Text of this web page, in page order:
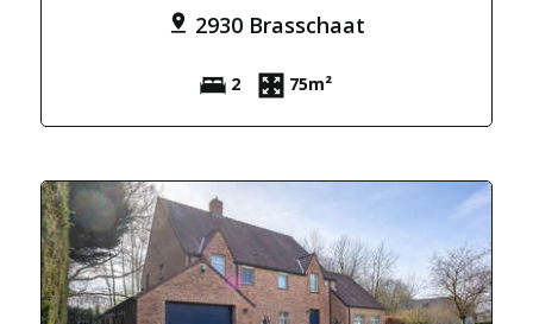
2930 Brasschaat
2 75m²